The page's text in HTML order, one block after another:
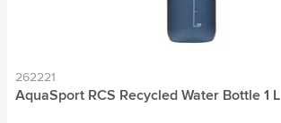
262221
AquaSport RCS Recycled Water Bottle 1 L